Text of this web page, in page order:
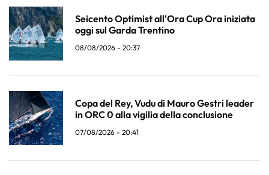
Seicento Optimist all'Ora Cup Ora iniziata
oggi sul Garda Trentino
08/08/2026 - 20:37
Copa del Rey, Vudu di Mauro Gestri leader
in ORC 0 alla vigilia della conclusione
07/08/2026 - 20:41